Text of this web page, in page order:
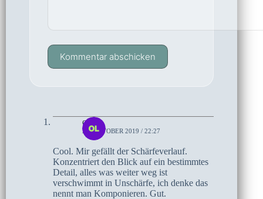
Kommentar abschicken
olaf
27. OKTOBER 2019 / 22:27
Cool. Mir gefällt der Schärfeverlauf.
Konzentriert den Blick auf ein bestimmtes
Detail, alles was weiter weg ist
verschwimmt in Unschärfe, ich denke das
nennt man Komponieren. Gut.